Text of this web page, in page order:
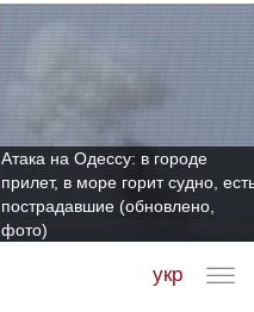
Атака на Одессу: в городе
прилет, в море горит судно,
пострадавшие (обновлено,
фото)
укр